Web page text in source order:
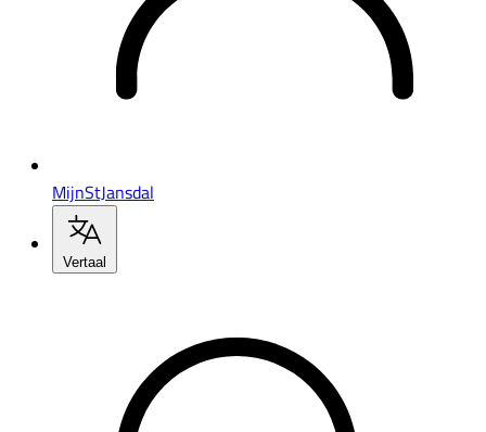
MijnStJansdal
Vertaal